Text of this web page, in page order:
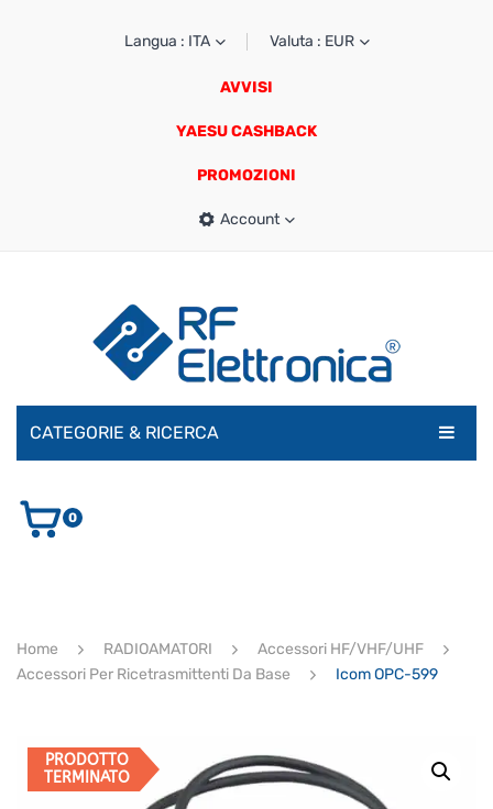
Langua : ITA Valuta : EUR
AVVISI
YAESU CASHBACK
PROMOZIONI
Account
CATEGORIE & RICERCA
AUDIO E VIDEO
ULTIMI ARRIVI
0
Home RADIOAMATORI
Accessori HF/VHF/UHF
Accessori Per Ricetrasmittenti Da Base
Icom OPC-599
PRODOTTO
TERMINATO